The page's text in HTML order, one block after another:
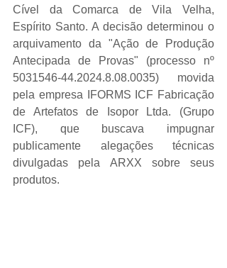
Cível da Comarca de Vila Velha,
Espírito Santo. A decisão determinou o
arquivamento da "Ação de Produção
Antecipada de Provas" (processo nº
5031546-44.2024.8.08.0035) movida
pela empresa IFORMS ICF Fabricação
de Artefatos de Isopor Ltda. (Grupo
ICF), que buscava impugnar
publicamente alegações técnicas
divulgadas pela ARXX sobre seus
produtos.